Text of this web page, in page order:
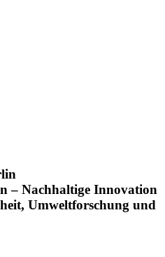
– Nachhaltige Innovation
Umweltforschung und